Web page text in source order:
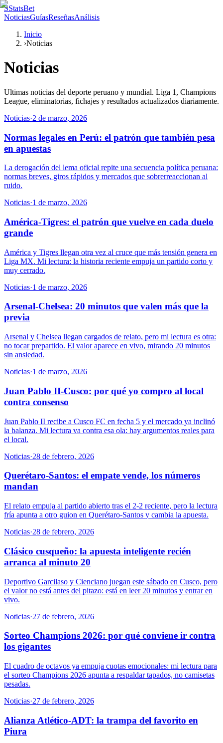
SStatsBet
NoticiasGuíasReseñasAnálisis
Inicio
›Noticias
Noticias
Ultimas noticias del deporte peruano y mundial. Liga 1, Champions
League, eliminatorias, fichajes y resultados actualizados diariamente.
Noticias·2 de marzo, 2026
Normas legales en Perú: el patrón que también pesa
en apuestas
La derogación del lema oficial repite una secuencia política peruana:
normas breves, giros rápidos y mercados que sobrerreaccionan al
ruido.
Noticias·1 de marzo, 2026
América-Tigres: el patrón que vuelve en cada duelo
grande
América y Tigres llegan otra vez al cruce que más tensión genera en
Liga MX. Mi lectura: la historia reciente empuja un partido corto y
muy cerrado.
Noticias·1 de marzo, 2026
Arsenal-Chelsea: 20 minutos que valen más que la
previa
Arsenal y Chelsea llegan cargados de relato, pero mi lectura es otra:
no tocar prepartido. El valor aparece en vivo, mirando 20 minutos
sin ansiedad.
Noticias·1 de marzo, 2026
Juan Pablo II-Cusco: por qué yo compro al local
contra consenso
Juan Pablo II recibe a Cusco FC en fecha 5 y el mercado ya inclinó
la balanza. Mi lectura va contra esa ola: hay argumentos reales para
el local.
Noticias·28 de febrero, 2026
Querétaro-Santos: el empate vende, los números
mandan
El relato empuja al partido abierto tras el 2-2 reciente, pero la lectura
fría apunta a otro guion en Querétaro-Santos y cambia la apuesta.
Noticias·28 de febrero, 2026
Clásico cusqueño: la apuesta inteligente recién
arranca al minuto 20
Deportivo Garcilaso y Cienciano juegan este sábado en Cusco, pero
el valor no está antes del pitazo: está en leer 20 minutos y entrar en
vivo.
Noticias·27 de febrero, 2026
Sorteo Champions 2026: por qué conviene ir contra
los gigantes
El cuadro de octavos ya empuja cuotas emocionales: mi lectura para
el sorteo Champions 2026 apunta a respaldar tapados, no camisetas
pesadas.
Noticias·27 de febrero, 2026
Alianza Atlético-ADT: la trampa del favorito en
Piura